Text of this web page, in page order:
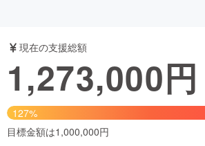
マンス
ファッション
現在の支援総額
1,273,000円
127%
目標金額は1,000,000円